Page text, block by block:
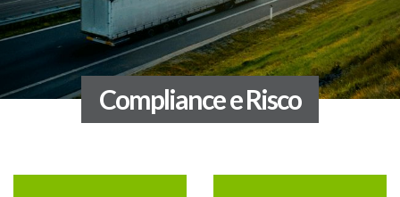
Compliance e Risco